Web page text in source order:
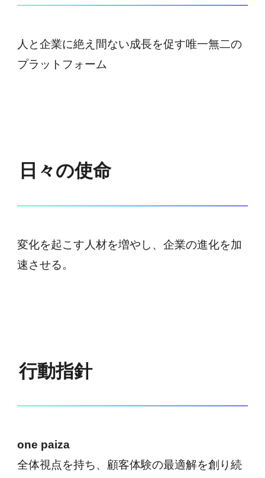
人と企業に絶え間ない成長を促す唯一無二の
プラットフォーム
日々の使命
変化を起こす人材を増やし、企業の進化を加
速させる。
行動指針
one paiza
全体視点を持ち、顧客体験の最適解を創り続